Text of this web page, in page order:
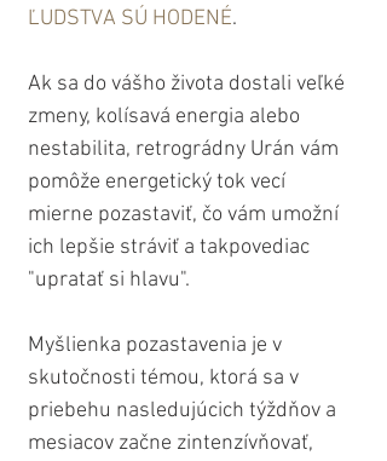
ĽUDSTVA SÚ HODENÉ.
Ak sa do vášho života dostali veľké
zmeny, kolísavá energia alebo
nestabilita, retrográdny Urán vám
pomôže energetický tok vecí
mierne pozastaviť, čo vám umožní
ich lepšie stráviť a takpovediac
"upratať si hlavu".
Myšlienka pozastavenia je v
skutočnosti témou, ktorá sa v
priebehu nasledujúcich týždňov a
mesiacov začne zintenzívňovať,